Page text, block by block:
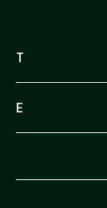
T
E